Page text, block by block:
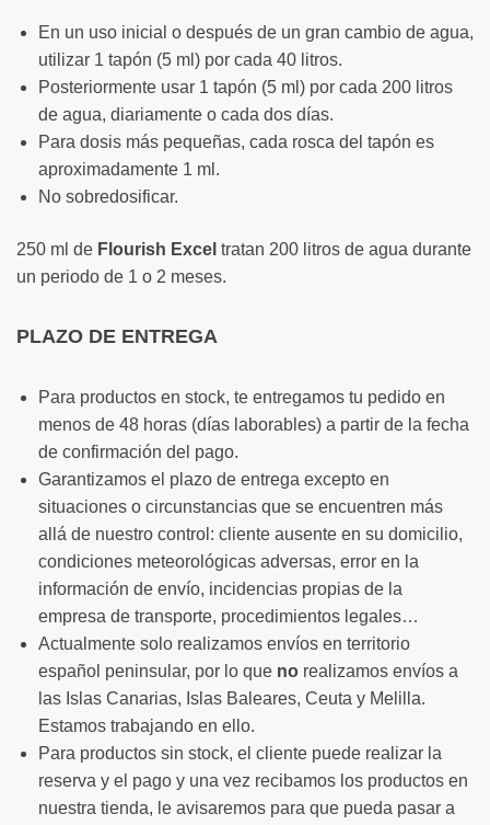
En un uso inicial o después de un gran cambio de agua,
utilizar 1 tapón (5 ml) por cada 40 litros.
Posteriormente usar 1 tapón (5 ml) por cada 200 litros
de agua, diariamente o cada dos días.
Para dosis más pequeñas, cada rosca del tapón es
aproximadamente 1 ml.
No sobredosificar.
250 ml de Flourish Excel tratan 200 litros de agua durante
un periodo de 1 o 2 meses.
PLAZO DE ENTREGA
Para productos en stock, te entregamos tu pedido en
menos de 48 horas (días laborables) a partir de la fecha
de confirmación del pago.
Garantizamos el plazo de entrega excepto en
situaciones o circunstancias que se encuentren más
allá de nuestro control: cliente ausente en su domicilio,
condiciones meteorológicas adversas, error en la
información de envío, incidencias propias de la
empresa de transporte, procedimientos legales…
Actualmente solo realizamos envíos en territorio
español peninsular, por lo que no realizamos envíos a
las Islas Canarias, Islas Baleares, Ceuta y Melilla.
Estamos trabajando en ello.
Para productos sin stock, el cliente puede realizar la
reserva y el pago y una vez recibamos los productos en
nuestra tienda, le avisaremos para que pueda pasar a